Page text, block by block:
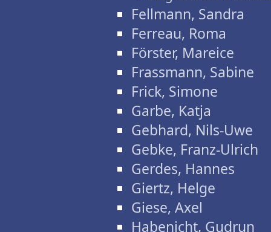
Fellmann, Sandra
Ferreau, Roma
Förster, Mareice
Frassmann, Sabine
Frick, Simone
Garbe, Katja
Gebhard, Nils-Uwe
Gebke, Franz-Ulrich
Gerdes, Hannes
Giertz, Helge
Giese, Axel
Habenicht, Gudrun